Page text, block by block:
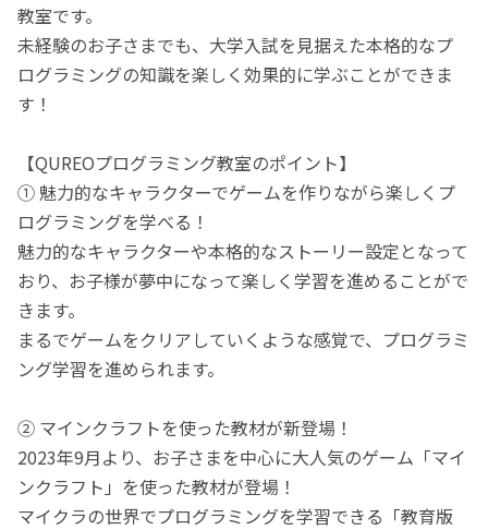
教室です。
未経験のお子さまでも、大学入試を見据えた本格的なプ
ログラミングの知識を楽しく効果的に学ぶことができま
す！
【QUREOプログラミング教室のポイント】
① 魅力的なキャラクターでゲームを作りながら楽しくプ
ログラミングを学べる！
魅力的なキャラクターや本格的なストーリー設定となって
おり、お子様が夢中になって楽しく学習を進めることがで
きます。
まるでゲームをクリアしていくような感覚で、プログラミ
ング学習を進められます。
② マインクラフトを使った教材が新登場！
2023年9月より、お子さまを中心に大人気のゲーム「マイ
ンクラフト」を使った教材が登場！
マイクラの世界でプログラミングを学習できる「教育版